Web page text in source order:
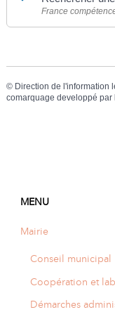
France
© Direction de l'information
comarquage developpé par
MENU
Mairie
Conseil municipal
Coopération et
Démarches